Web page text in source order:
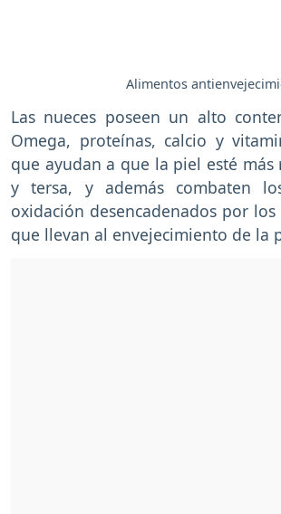
Alimentos
Las nueces poseen un alto
Omega, proteínas, calcio y
que ayudan a que la piel esté más
y tersa, y además combaten
oxidación desencadenados por
que llevan al envejecimiento de la